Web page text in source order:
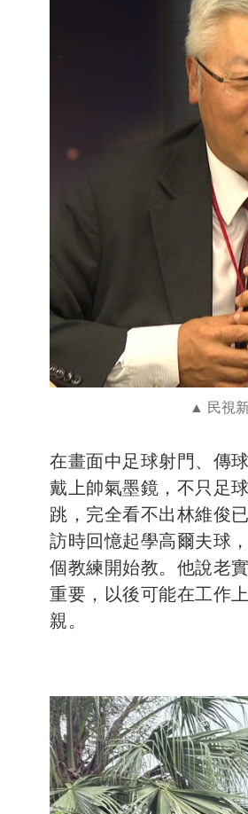
民視
在畫面中足球射門、傳
戴上帥氣墨鏡，不只足
跳，完全看不出林維俊
訪時回憶起學高爾夫球
個教練開始教。他說老
重要，以後可能在工作
親。